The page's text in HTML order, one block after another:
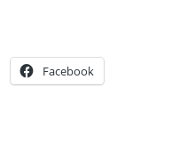
Facebook